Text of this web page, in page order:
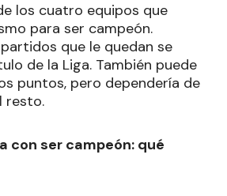
los cuatro equipos que
para ser campeón.
que le quedan se
de la Liga. También puede
puntos, pero dependería de
resto.
con ser campeón: qué